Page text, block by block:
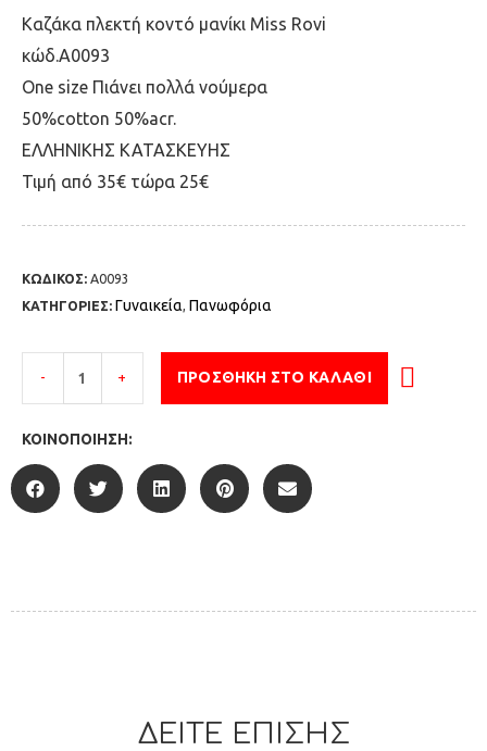
Καζάκα πλεκτή κοντό μανίκι Miss Rovi
κώδ.Α0093
Οne size Πιάνει πολλά νούμερα
50%cotton 50%acr.
ΕΛΛΗΝΙΚΗΣ ΚΑΤΑΣΚΕΥΗΣ
Τιμή από 35€ τώρα 25€
ΚΩΔΙΚΟΣ: Α0093
ΚΑΤΗΓΟΡΙΕΣ: Γυναικεία, Πανωφόρια
- + ΠΡΟΣΘΉΚΗ ΣΤΟ ΚΑΛΆΘΙ
ΚΟΙΝΟΠΟΊΗΣΗ:
ΔΕΙΤΕ ΕΠΙΣΗΣ